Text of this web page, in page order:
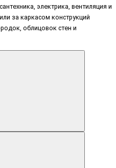
электрика, вентиляция и
за каркасом конструкций
облицовок стен и